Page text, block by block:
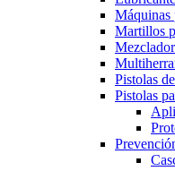
Máquinas
Martillos
Pistolas
Pistolas